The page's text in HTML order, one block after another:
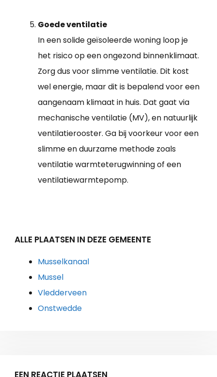
Goede ventilatie
In een solide geïsoleerde woning loop je
het risico op een ongezond binnenklimaat.
Zorg dus voor slimme ventilatie. Dit kost
wel energie, maar dit is bepalend voor een
aangenaam klimaat in huis. Dat gaat via
mechanische ventilatie (MV), en natuurlijk
ventilatierooster. Ga bij voorkeur voor een
slimme en duurzame methode zoals
ventilatie warmteterugwinning of een
ventilatiewarmtepomp.
ALLE PLAATSEN IN DEZE GEMEENTE
Musselkanaal
Mussel
Vledderveen
Onstwedde
EEN REACTIE PLAATSEN